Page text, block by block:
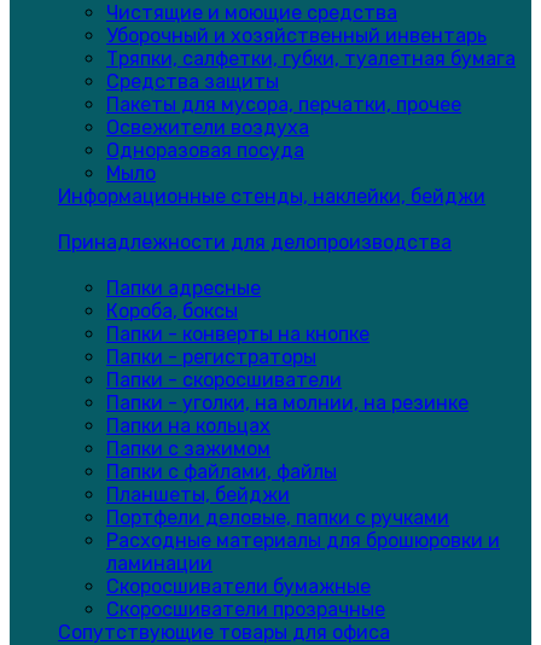
Чистящие и моющие средства
Уборочный и хозяйственный инвентарь
Тряпки, салфетки, губки, туалетная бумага
Средства защиты
Пакеты для мусора, перчатки, прочее
Освежители воздуха
Одноразовая посуда
Мыло
Информационные стенды, наклейки, бейджи
Принадлежности для делопроизводства
Папки адресные
Короба, боксы
Папки - конверты на кнопке
Папки - регистраторы
Папки - скоросшиватели
Папки - уголки, на молнии, на резинке
Папки на кольцах
Папки с зажимом
Папки с файлами, файлы
Планшеты, бейджи
Портфели деловые, папки с ручками
Расходные материалы для брошюровки и
ламинации
Скоросшиватели бумажные
Скоросшиватели прозрачные
Сопутствующие товары для офиса